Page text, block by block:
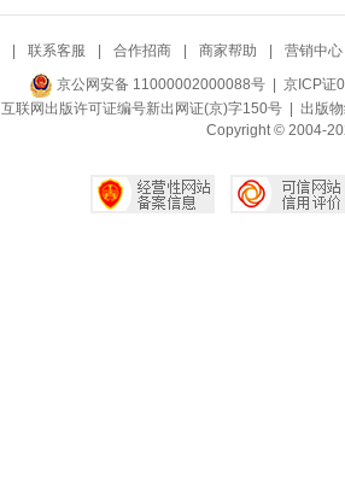
联系客服 合作招商 商家帮助 营销中心
京公网安备 11000002000088号 | 京ICP证
互联网出版许可证编号新出网证(京)字150号 | 出版
Copyright © 2004-